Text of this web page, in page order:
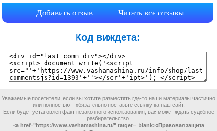
Добавить отзыв Читать все отзывы
Код виждета:
Уважаемые посетители, если вы хотите разместить где-то наши материалы частично
или полностью – обязательно поставьте ссылку на наш сайт.
Если будет установлен факт незаконного использования, вас может ждать судебное
разбирательство.
<a href="https://www.vashamashina.ru/" target=_blank>«Правовая защита